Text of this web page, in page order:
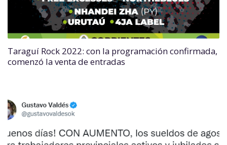
Taraguí Rock 2022: con la programación confirmada,
comenzó la venta de entradas